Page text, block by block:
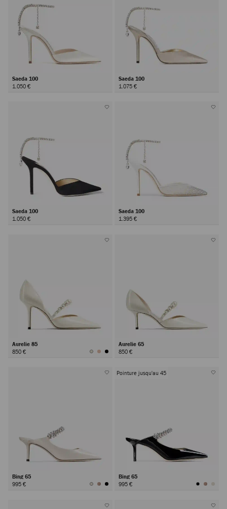
Saeda 100
1.050 €
Saeda 100
1.075 €
Saeda 100
1.050 €
Saeda 100
1.395 €
Aurelie 85
850 €
Aurelie 65
850 €
Bing 65
995 €
Pointure jusqu'au 45
Bing 65
995 €